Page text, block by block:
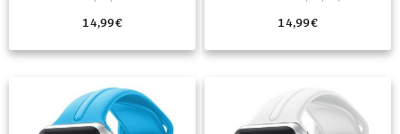
ORANGE”
14,99€
LILA”
14,99€